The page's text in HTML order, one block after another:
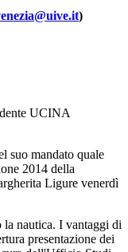
)
UCINA
suo mandato quale
2014 della
Ligure venerdì
la nautica. I vantaggi di
presentazione dei